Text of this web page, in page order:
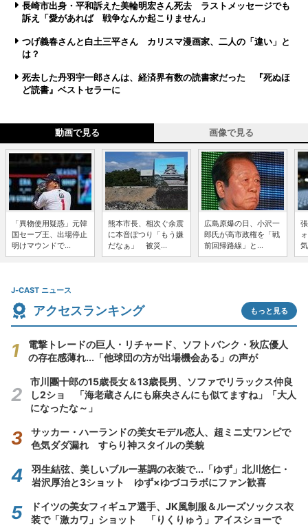
長崎市出身・平和訴えた美輪明宏さん死去 ラストメッセージでも
訴え「愛があれば 戦争なんか起こりません」
つげ義春さんと白土三平さん カリスマ漫画家、二人の「違い」と
は？
死去した丹羽宇一郎さんは、経済界有数の読書家だった 『死ぬほ
ど読書』ベストセラーに
動画で見る 画像で見る
「異物使用疑惑」元韓
国セーブ王、出場停止
明けマウンドで...
熊本市長、相次ぐ余震
に本音ぽつり「もう嫌
だなぁ」 被災...
広島原爆の日、小沢一
郎氏が高市政権を「戦
前回帰路線」と...
J-CAST ニュース
アクセスランキング もっと見る
電撃トレードの巨人・リチャード、ソフトバンク・秋広優人
の存在感薄れ...「他球団の方が出場機会ある」の声が
市川團十郎の15歳長女＆13歳長男、ソファでリラックス仲良
し2ショ 「海老蔵さんにも麻央さんにも似てますね」「大人
になったな～」
サッカー・ハーランドの美女モデル恋人、超ミニ丈ワンピで
色気ダダ漏れ すらり神スタイルの美貌
羽生結弦、美しいブルー基調の衣装で...「ゆず」北川悠仁・
岩沢厚治と3ショット ゆず×ゆづコラボにファン歓喜
ドイツの美女フィギュア選手、JK風制服＆ルーズソックス衣
装で「激カワ」ショット 「りくりゅう」アイスショーで